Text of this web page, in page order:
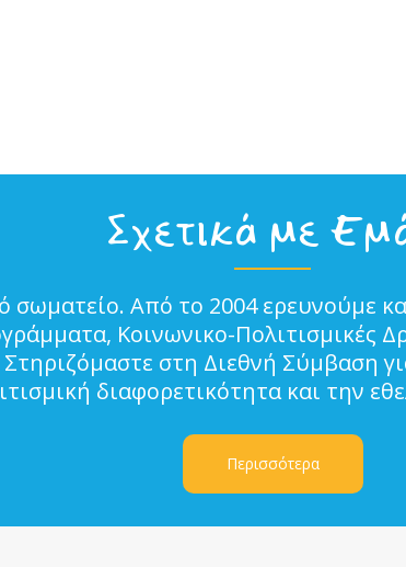
Σχετικά με
σωματείο. Από το 2004 ερευνούμε
Κοινωνικο-Πολιτισμικές
στη Διεθνή Σύμβαση
διαφορετικότητα και την
Περισσότερα